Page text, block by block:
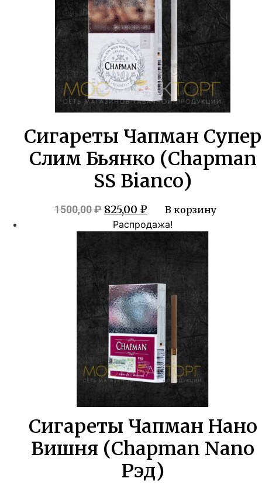
Сигареты Чапман Супер
Слим Бьянко (Chapman
SS Bianco)
1500,00₽ Первоначальная
цена
1500,00 ₽.
825,00 ₽ Текущая
цена:
В корзину
Распродажа!
Сигареты Чапман Нано
Вишня (Chapman Nano
Рэд)